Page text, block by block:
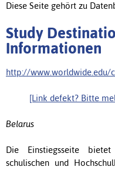
Diese Seite gehört zu
Study
Informationen
http://www.worldwide.edu/
[Link defekt? Bitte
Belarus
Die Einstiegsseite
schulischen und